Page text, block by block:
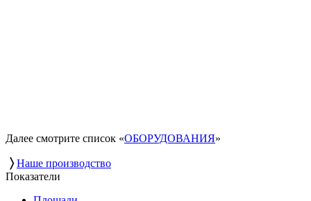
Далее смотрите список «ОБОРУДОВАНИЯ»
〉 Наше производство
Показатели